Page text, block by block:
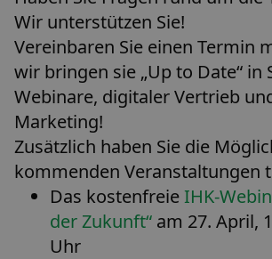
Wir unterstützen Sie!
Vereinbaren Sie einen Termin
wir bringen sie „Up to Date“ in
Webinare, digitaler Vertrieb
Marketing!
Zusätzlich haben Sie die
kommenden Veranstaltungen
Das kostenfreieIHK-
der Zukunft“ am 27. April,
Uhr